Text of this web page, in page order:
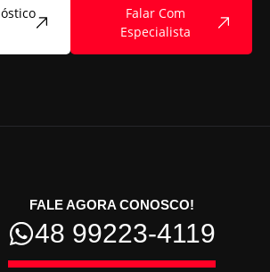
Falar Com
Especialista
FALE AGORA CONOSCO!
48 99223-4119